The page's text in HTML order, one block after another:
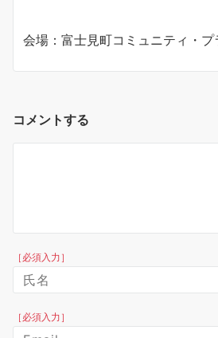
会場：富士見町コミュニティ・
コメントする
［必須入力］
［必須入力］